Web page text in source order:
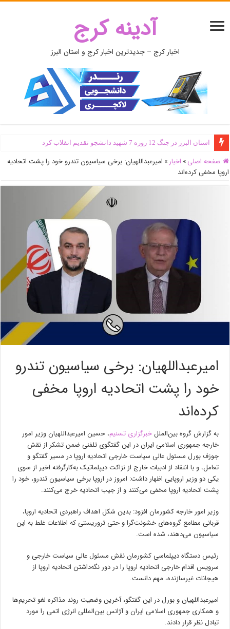
آدینه کرج
اخبار کرج – جدیدترین اخبار کرج و استان البرز
استان البرز در جنگ 12 روزه 7 شهید دانشجو تقدیم انقلاب کرد
صفحه اصلی » اخبار » امیرعبداللهیان: برخی سیاسیون تندرو خود را پشت اتحادیه
اروپا مخفی کرده‌اند
امیرعبداللهیان: برخی سیاسیون تندرو
خود را پشت اتحادیه اروپا مخفی
کرده‌اند
به گزارش گروه بین‌المللخبرگزاری تسنیم، حسین امیرعبداللهیان وزیر امور
خارجه جمهوری اسلامی ایران در این گفتگوی تلفنی ضمن تشکر از نقش
جوزف بورل مسئول عالی سیاست خارجی اتحادیه اروپا در مسیر گفتگو و
تعامل، و با انتقاد از ادبیات خارج از نزاکت دیپلماتیک به‌کارگرفته اخیر از سوی
یکی دو وزیر اروپایی اظهار داشت: امروز در اروپا برخی سیاسیون تندرو، خود را
پشت اتحادیه اروپا مخفی می‌کنند و از جیب اتحادیه خرج می‌کنند.
وزیر امور خارجه کشورمان افزود: بدین شکل اهداف راهبردی اتحادیه اروپا،
قربانی مطامع گروه‌های خشونت‌گرا و حتی تروریستی که اطلاعات غلط به این
سیاسیون می‌دهند، شده است.
رئیس‌ دستگاه دیپلماسی کشورمان نقش مسئول عالی سیاست خارجی و
سرویس اقدام خارجی اتحادیه اروپا را در دور نگه‌داشتن اتحادیه اروپا از
هیجانات غیرسازنده، مهم دانست.
امیرعبداللهیان و بورل در این گفتگو، آخرین وضعیت روند مذاکره لغو تحریم‌ها
و همکاری جمهوری اسلامی ایران و‌ آژانس بین‌المللی انرژی اتمی را مورد
تبادل نظر قرار دادند.